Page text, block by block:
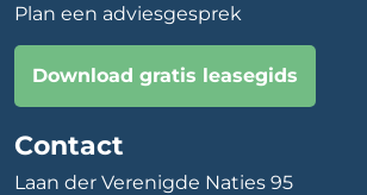
Plan een adviesgesprek
Download gratis leasegids
Contact
Laan der Verenigde Naties 95